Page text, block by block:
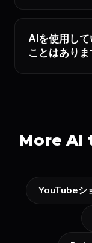
AIを使用し
ことはありま
More
YouTubeシ